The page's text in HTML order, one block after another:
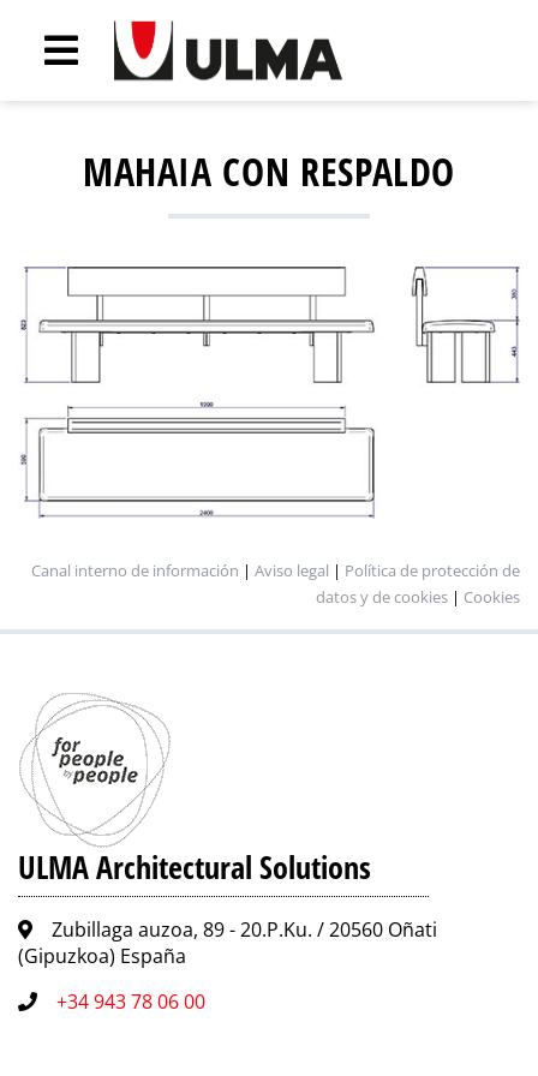
MAHAIA CON RESPALDO
Canal interno de información | Aviso legal | Política de protección de
datos y de cookies | Cookies
ULMA Architectural Solutions
Zubillaga auzoa, 89 - 20.P.Ku. / 20560 Oñati
(Gipuzkoa) España
+34 943 78 06 00